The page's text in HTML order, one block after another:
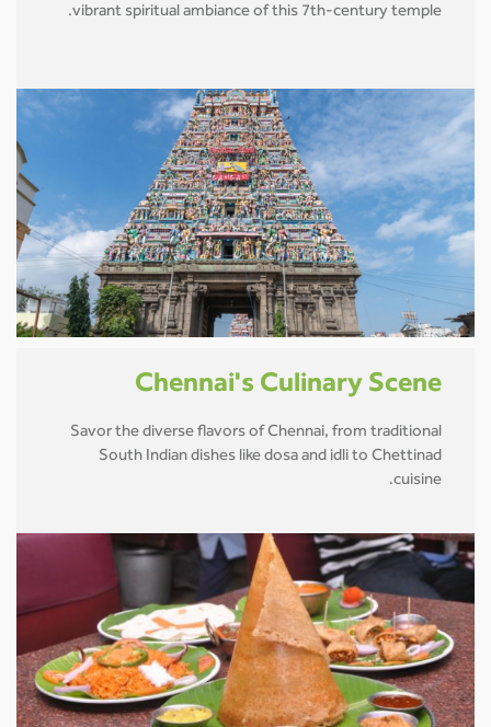
vibrant spiritual ambiance of this 7th-century temple.
Chennai's Culinary Scene
Savor the diverse flavors of Chennai, from traditional
South Indian dishes like dosa and idli to Chettinad
cuisine.